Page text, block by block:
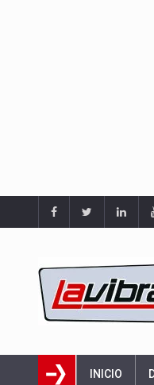
INICIO